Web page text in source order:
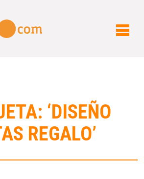
‘DISEÑO
REGALO’